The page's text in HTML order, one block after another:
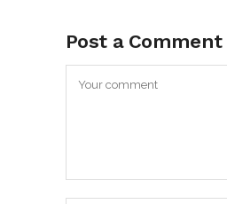
Post a Comment